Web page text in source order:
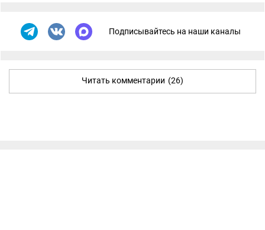
Подписывайтесь на наши каналы
Читать комментарии (26)